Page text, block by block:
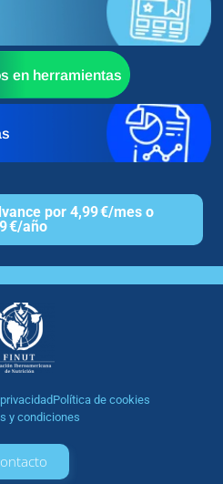
en herramientas
por 4,99 €/mes o
€/año
Política de cookies
y condiciones